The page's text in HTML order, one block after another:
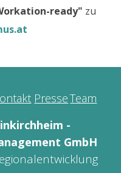
ready" zu
PresseTeam
-
GmbH